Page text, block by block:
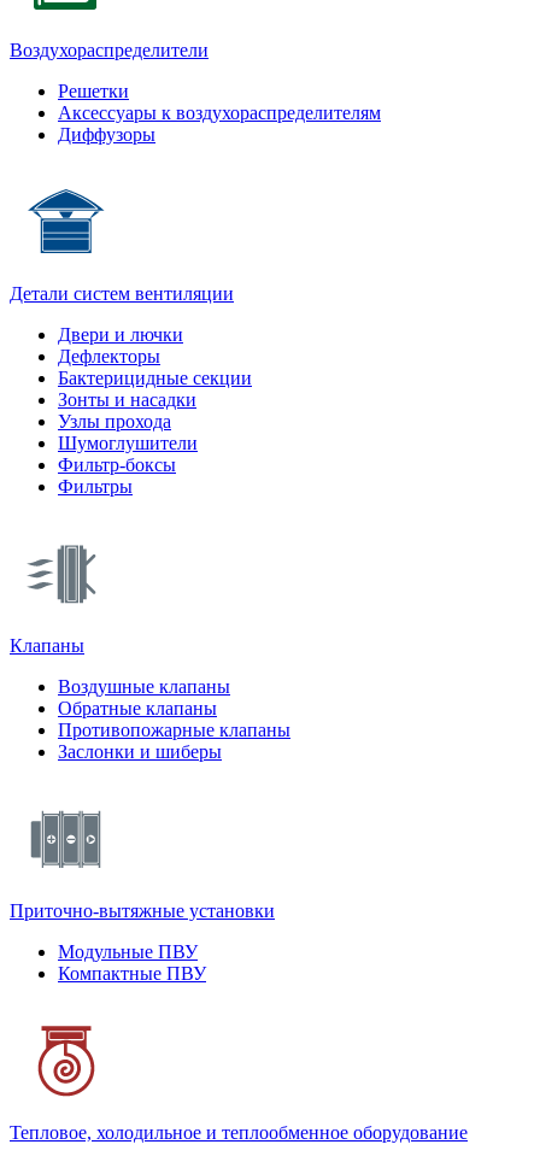
Воздухораспределители
Решетки
Аксессуары к воздухораспределителям
Диффузоры
Детали систем вентиляции
Двери и лючки
Дефлекторы
Бактерицидные секции
Зонты и насадки
Узлы прохода
Шумоглушители
Фильтр-боксы
Фильтры
Клапаны
Воздушные клапаны
Обратные клапаны
Противопожарные клапаны
Заслонки и шиберы
Приточно-вытяжные установки
Модульные ПВУ
Компактные ПВУ
Тепловое, холодильное и теплообменное оборудование